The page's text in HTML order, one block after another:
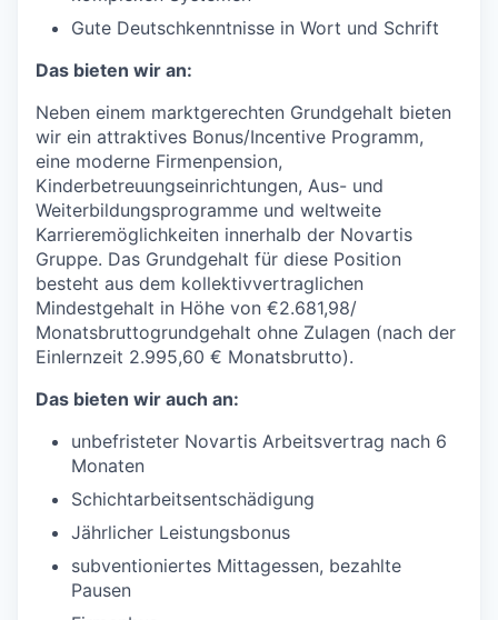
Gute Deutschkenntnisse in Wort und Schrift
Das bieten wir an:
Neben einem marktgerechten Grundgehalt bieten
wir ein attraktives Bonus/Incentive Programm,
eine moderne Firmenpension,
Kinderbetreuungseinrichtungen, Aus- und
Weiterbildungsprogramme und weltweite
Karrieremöglichkeiten innerhalb der Novartis
Gruppe. Das Grundgehalt für diese Position
besteht aus dem kollektivvertraglichen
Mindestgehalt in Höhe von €2.681,98/
Monatsbruttogrundgehalt ohne Zulagen (nach der
Einlernzeit 2.995,60 € Monatsbrutto).
Das bieten wir auch an:
unbefristeter Novartis Arbeitsvertrag nach 6
Monaten
Schichtarbeitsentschädigung
Jährlicher Leistungsbonus
subventioniertes Mittagessen, bezahlte
Pausen